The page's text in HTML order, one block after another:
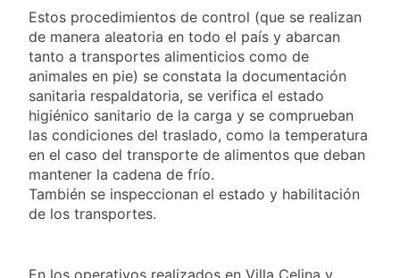
Ley de Propiedad Privada
de Milei
2 Días Atrás
Estos procedimientos de control (que se realizan
de manera aleatoria en todo el país y abarcan
tanto a transportes alimenticios como de
animales en pie) se constata la documentación
sanitaria respaldatoria, se verifica el estado
higiénico sanitario de la carga y se comprueban
las condiciones del traslado, como la temperatura
en el caso del transporte de alimentos que deban
mantener la cadena de frío.
También se inspeccionan el estado y habilitación
de los transportes.